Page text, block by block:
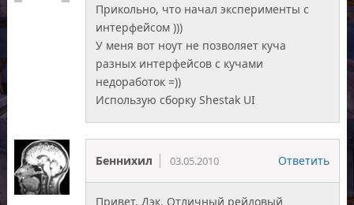
Прикольно, что начал эксперименты с
интерфейсом )))
У меня вот ноут не позволяет куча
разных интерфейсов с кучами
недоработок =))
Использую сборку Shestak UI
Беннихил 03.05.2010 Ответить
Привет, Дэк. Отличный рейдовый